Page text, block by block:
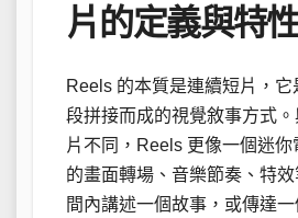
片的定義與特
Reels 的本質是連續短片，它
段拼接而成的視覺敘事方式
片不同，Reels 更像一個迷
的畫面轉場、音樂節奏、特
間內講述一個故事，或傳達